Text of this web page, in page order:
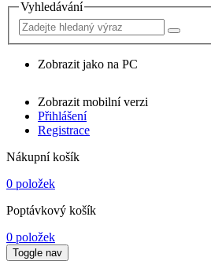
Vyhledávání
Zobrazit jako na PC
Zobrazit mobilní verzi
Přihlášení
Registrace
Nákupní košík
0 položek
Poptávkový košík
0 položek
Toggle nav